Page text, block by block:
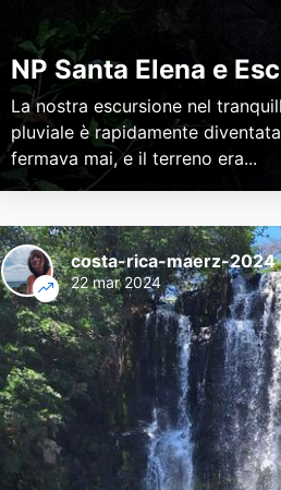
NP Santa Elena e
La nostra escursione nel
pluviale è rapidamente
fermava mai, e il terreno era...
costa-rica-maerz-2024
22 mar 2024